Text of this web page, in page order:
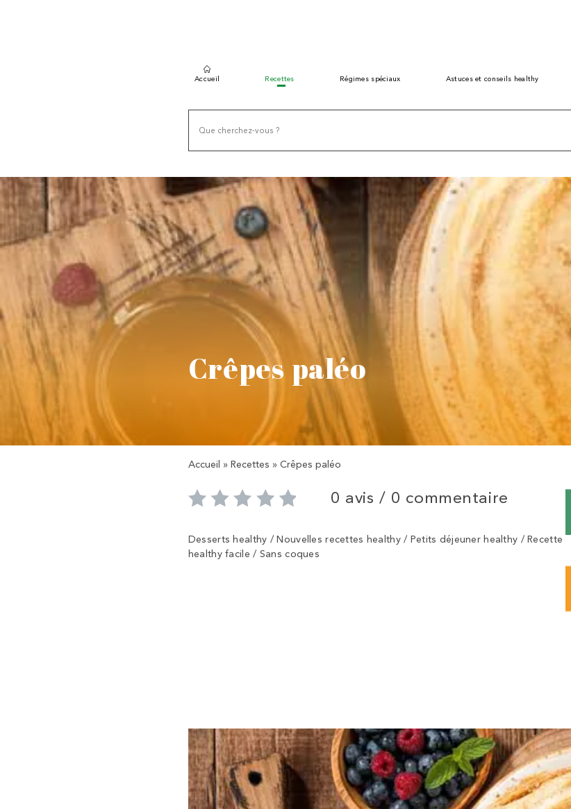
Accueil Recettes Régimes spéciaux Astuces et conseils healthy
Crêpes paléo
Accueil » Recettes » Crêpes paléo
0 avis / 0 commentaire
Desserts healthy / Nouvelles recettes healthy / Petits déjeuner healthy / Recette
healthy facile / Sans coques